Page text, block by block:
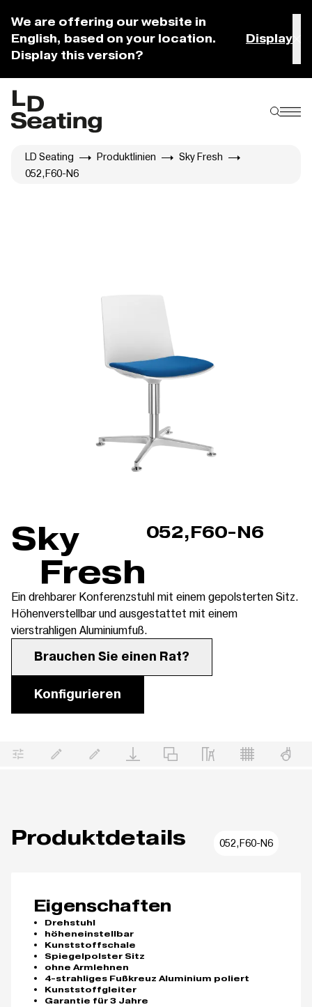
We are offering our website in
English, based on your location.
Display this version?
Display
LD Seating Produktlinien
Sky Fresh
052,F60-N6
Sky
Fresh
052,F60-N6
Ein drehbarer Konferenzstuhl mit einem gepolsterten Sitz.
Höhenverstellbar und ausgestattet mit einem
vierstrahligen Aluminiumfuß.
Brauchen Sie einen Rat?
Konfigurieren
Produktdetails 052,F60-N6
Eigenschaften
Drehstuhl
höheneinstellbar
Kunststoffschale
Spiegelpolster Sitz
ohne Armlehnen
4-strahliges Fußkreuz Aluminium poliert
Kunststoffgleiter
Garantie für 3 Jahre